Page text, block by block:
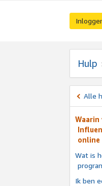
Hulp
Alle
online
Wat is
Ik ben